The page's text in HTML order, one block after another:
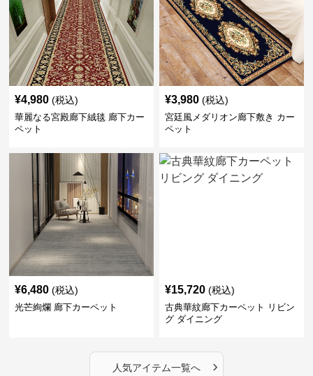
¥4,980 (税込)
華麗なる宮殿廊下絨毯 廊下カー
ペット
¥3,980 (税込)
宮廷風メダリオン廊下敷き カー
ペット
¥6,480 (税込)
光芒絢爛 廊下カーペット
¥15,720 (税込)
古典華紋廊下カーペット リビン
グ ダイニング
人気アイテム一覧へ ›